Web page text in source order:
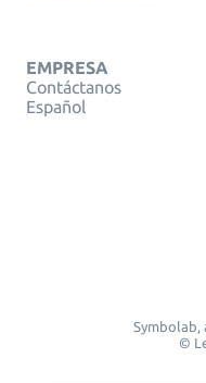
EMPRESA
Contáctanos
Español
Symbolab,
©